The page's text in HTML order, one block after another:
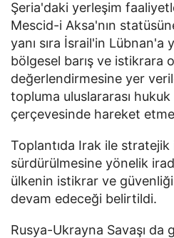
Şeria'daki yerleşim
Mescid-i Aksa'nın
yanı sıra İsrail'in Lübnan'a
bölgesel barış ve istikrara
değerlendirmesine yer
topluma uluslararası
çerçevesinde hareket etme
Toplantıda Irak ile
sürdürülmesine yönelik
ülkenin istikrar ve
devam edeceği belirtildi.
Rusya-Ukrayna Savaşı da